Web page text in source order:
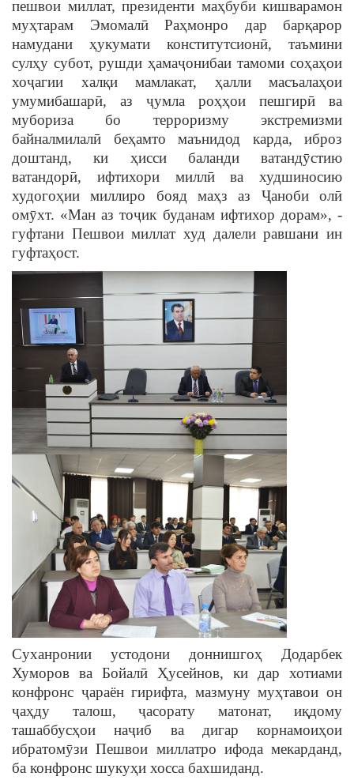
пешвои миллат, президенти маҳбуби кишварамон
муҳтарам Эмомалӣ Раҳмонро дар барқарор
намудани ҳукумати конститутсионӣ, таъмини
сулҳу субот, рушди ҳамаҷонибаи тамоми соҳаҳои
хоҷагии халқи мамлакат, ҳалли масъалаҳои
умумибашарӣ, аз ҷумла роҳҳои пешгирӣ ва
мубориза бо терроризму экстремизми
байналмилалӣ беҳамто маънидод карда, иброз
доштанд, ки ҳисси баланди ватандȳстию
ватандорӣ, ифтихори миллӣ ва худшиносию
худогоҳии миллиро бояд маҳз аз Ҷаноби олӣ
омȳхт. «Ман аз тоҷик буданам ифтихор дорам», -
гуфтани Пешвои миллат худ далели равшани ин
гуфтаҳост.
Суханронии устодони доннишгоҳ Додарбек
Хуморов ва Бойалӣ Ҳусейнов, ки дар хотиами
конфронс ҷараён гирифта, мазмуну муҳтавои он
ҷаҳду талош, ҷасорату матонат, иқдому
ташаббусҳои наҷиб ва дигар корнамоиҳои
ибратомȳзи Пешвои миллатро ифода мекарданд,
ба конфронс шукуҳи хосса бахшиданд.